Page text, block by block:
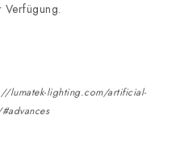
Verfügung.
lumatek-lighting.com/artificial-